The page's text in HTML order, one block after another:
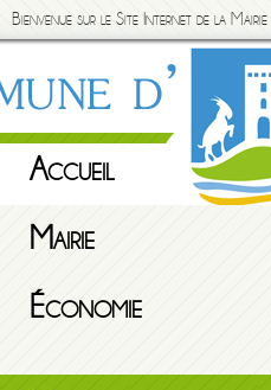
Bienvenue sur le Site Internet de la
Accueil
Mairie
Économie